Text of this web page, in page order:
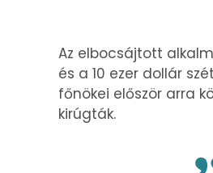
Az elbocsájtott
és a 10 ezer dollár
főnökei először arra
kirúgták.